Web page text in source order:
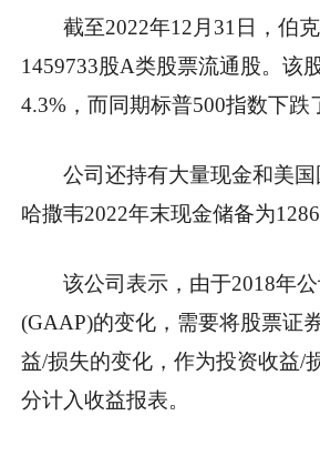
截至2022年12月31日，伯
1459733股A类股票流通股。该
4.3%，而同期标普500指数下跌
公司还持有大量现金和美国
哈撒韦2022年末现金储备为1286
该公司表示，由于2018年
(GAAP)的变化，需要将股票证
益/损失的变化，作为投资收益/
分计入收益报表。